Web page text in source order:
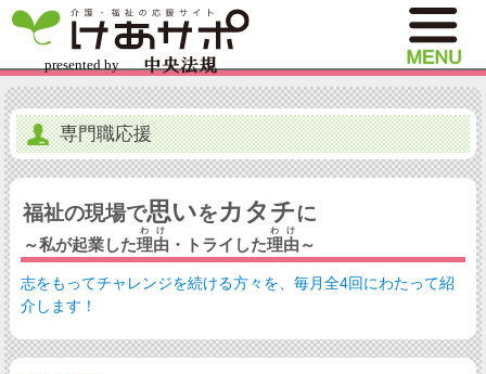
専門職応援
福祉の現場で思いをカタチに
～私が起業した理由
わけ
・トライした理由
わけ
～
志をもってチャレンジを続ける方々を、毎月全4回にわたって紹
介します！